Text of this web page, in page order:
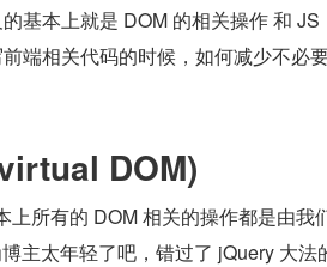
基本上就是 DOM 的相关操作 和
端相关代码的时候，如何减少不必
DOM)
上所有的 DOM 相关的操作都是由
主太年轻了吧，错过了 jQuery 大